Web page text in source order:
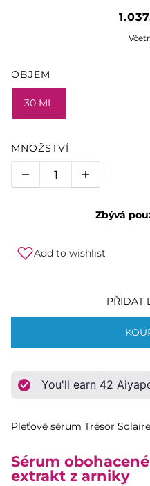
OBJEM
30 ML
MNOŽSTVÍ
Zbývá
Add to wishlist
PŘIDAT
You'll earn 42
Pleťové sérum Trésor
Sérum
extrakt z arniky